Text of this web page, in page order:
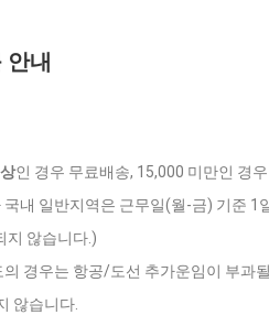
안내
인 경우 무료배송, 15,000 미만인 경
내 일반지역은 근무일(월-금) 기준
지 않습니다.)
경우는 항공/도선 추가운임이 부과
않습니다.